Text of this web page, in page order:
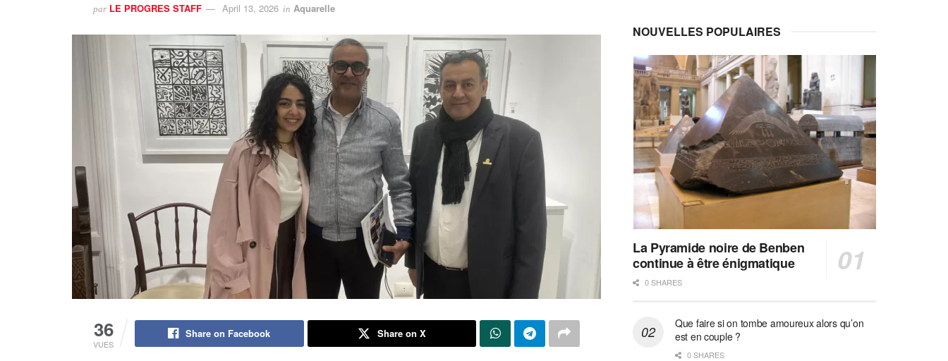
par LE PROGRES STAFF April 13, 2026 in Aquarelle
36
VUES
Share on Facebook Share on X
NOUVELLES POPULAIRES
La Pyramide noire de Benben
continue à être énigmatique
0 SHARES
Que faire si on tombe amoureux alors qu’on
est en couple ?
0 SHARES